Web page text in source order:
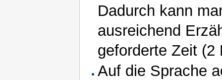
Dadurch kann
ausreichend
geforderte Zeit
Auf die Sprache